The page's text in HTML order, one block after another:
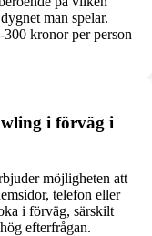
man spelar.
kronor per person
i förväg i
möjligheten att
telefon eller
i förväg, särskilt
efterfrågan.